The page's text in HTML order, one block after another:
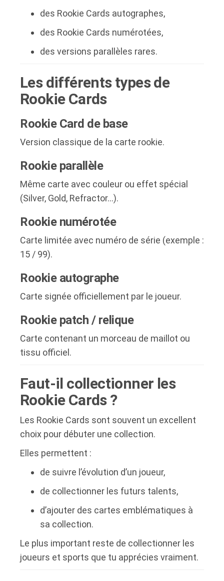
des Rookie Cards autographes,
des Rookie Cards numérotées,
des versions parallèles rares.
Les différents types de
Rookie Cards
Rookie Card de base
Version classique de la carte rookie.
Rookie parallèle
Même carte avec couleur ou effet spécial
(Silver, Gold, Refractor…).
Rookie numérotée
Carte limitée avec numéro de série (exemple :
15 / 99).
Rookie autographe
Carte signée officiellement par le joueur.
Rookie patch / relique
Carte contenant un morceau de maillot ou
tissu officiel.
Faut-il collectionner les
Rookie Cards ?
Les Rookie Cards sont souvent un excellent
choix pour débuter une collection.
Elles permettent :
de suivre l’évolution d’un joueur,
de collectionner les futurs talents,
d’ajouter des cartes emblématiques à
sa collection.
Le plus important reste de collectionner les
joueurs et sports que tu apprécies vraiment.